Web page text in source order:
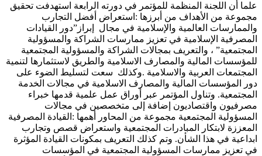
علما أن اللجنة المنظمة للمؤتمر في دورته الرابعة استهدفت تحقيق
مجموعة من الأهداف من أبرزها :استعراض أفضل التجارب
والممارسات العالمية والإسلامية في مجال إبراز”دور القيادات
المصرفية الإسلامية في تعزيز ممارسات الشراكة والمسؤولية
المجتمعية” ، والتعريف بمجالات الشراكة والمسؤولية المجتمعية
للمؤسسات المالية والمصارف الاسلامية والطريق لاستثمارها لتنمية
المجتمعات العربية والاسلامية .وكذلك سعت لتسليط الضوء على
دور المؤسسات المالية والمصارف الاسلامية في مجالات الخدمة
المجتمعية. وتناول المؤتمر عبر أوراق عمل علمية قدمها خبراء
مصرفيون واقتصاديون إضافة إلى متخصصين في مجالات
المسؤولية المجتمعية مجموعة من المحاور أهمها :القيادة المصرفية
المعززة لابتكار المبادرات المجتمعية واستعراض قصص وتجارب
ابداعية في هذا الشأن. وتم كذلك التعريف بمكونات القيادة المؤثرة
في تعزيز ممارسات المسؤولية المجتمعية في المؤسسات